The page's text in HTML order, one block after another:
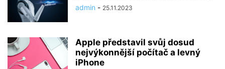
admin - 25.11.2023
Apple představil svůj dosud
nejvýkonnější počítač a levný
iPhone